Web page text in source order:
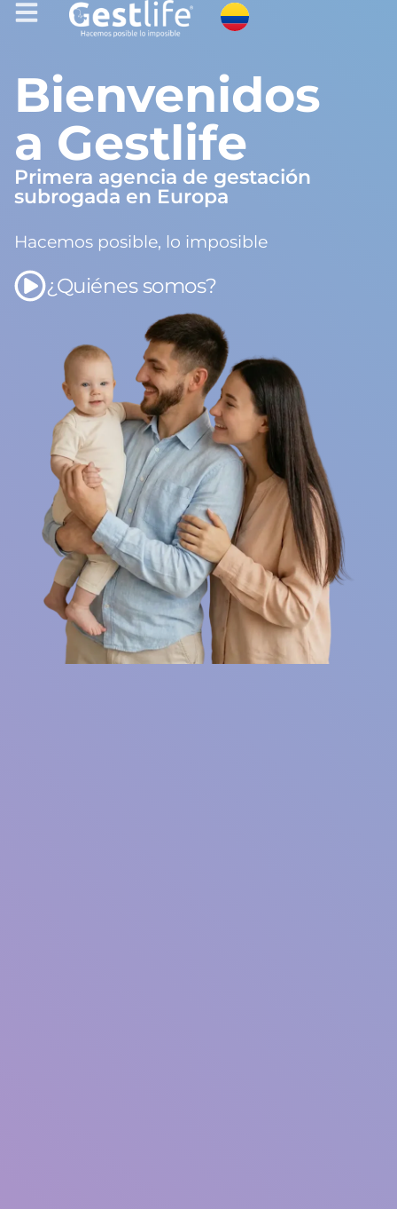
Bienvenidos
a Gestlife
Primera agencia de gestación
subrogada en Europa
Hacemos posible, lo imposible
¿Quiénes somos?